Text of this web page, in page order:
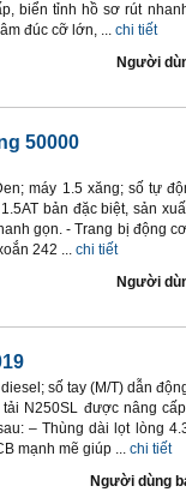
biển tỉnh hồ sơ rút
đúc cỡ lớn, ... chi tiết
Người
50000
máy 1.5 xăng; số tự
bản đặc biệt, sản
gọn. - Trang bị động
242 ... chi tiết
Người
số tay (M/T) dẫn
N250SL được nâng
– Thùng dài lọt lòng
mạnh mẽ giúp ... chi tiết
Người dùng